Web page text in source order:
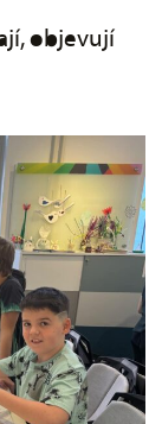
objevují